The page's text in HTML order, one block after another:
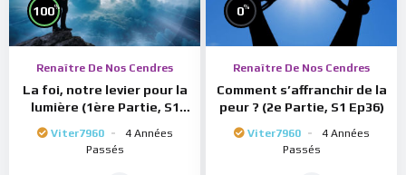
100%
Renaître De Nos Cendres
La foi, notre levier pour la
lumière (1ère Partie, S1
Viter7960
4 Années
Passés
0%
Renaître De Nos Cendres
Comment s’affranchir de la
peur ? (2e Partie, S1 Ep36)
Viter7960
4 Années
Passés